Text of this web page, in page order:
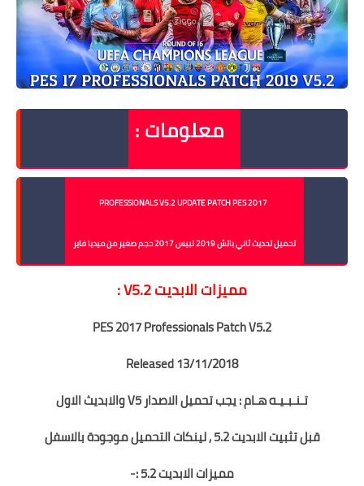
معلومات :
PROFESSIONALS V5.2 UPDATE PATCH PES 2017
تحميل تحديث ثاني باتش 2019 لبيس 2017 حجم صغير من ميديا فاير
مميزات الابديت V5.2 :
PES 2017 Professionals Patch V5.2
Released 13/11/2018
تـنـبـيـه هـام : يجب تحميل الاصدار V5 والابديث الاول
قبل تثبيت الابديت 5.2 , لينكات التحميل موجودة بالاسفل
مميزات الابديت 5.2 :-